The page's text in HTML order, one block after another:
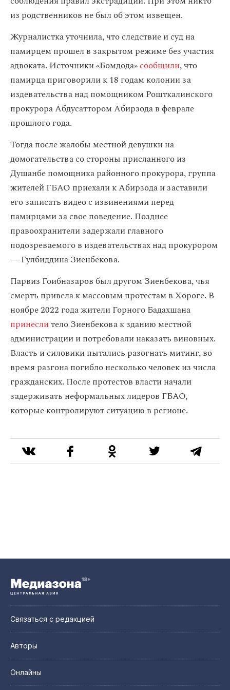
из родственников не был об этом извещен.
Журналистка уточнила, что следствие и суд на
памирцем прошел в закрытом режиме без участия
адвоката. Источники «Бомдода»сообщили, что
памирца приговорили к 18 годам колонии за
издевательства над помощником Рошткалинского
прокурора Абдусаттором Абирзода в феврале
прошлого года.
Тогда после жалобы местной девушки на
домогательства со стороны присланного из
Душанбе помощника районного прокурора, группа
жителей ГБАО приехали к Абирзода и заставили
его записать видео с извинениями перед
памирцами за свое поведение. Позднее
правоохранители задержали главного
подозреваемого в издевательствах над прокурором
— Гулбиддина Зиенбекова.
Парвиз Гоибназаров был другом Зиенбекова, чья
смерть привела к массовым протестам в Хороге. В
ноябре 2022 года жители Горного Бадахшана
принеслитело Зиенбекова к зданию местной
администрациии потребовали наказать виновных.
Власть и силовики пытались разогнать митинг, во
время разгона погибло несколько человек из числа
гражданских. После протестов власти начали
задерживать неформальных лидеров ГБАО,
которые контролируют ситуацию в регионе.
Связаться с редакцией
Авторы
Онлайны